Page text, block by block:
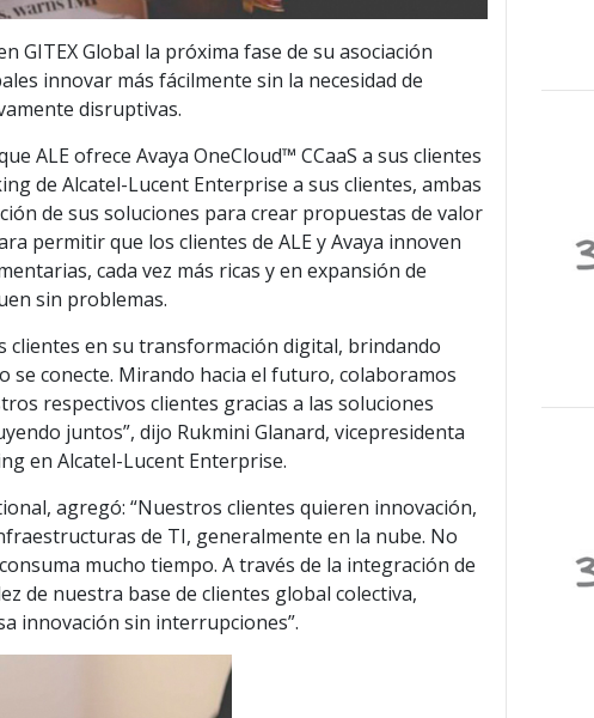
GITEX Global la próxima fase de su asociación
innovar más fácilmente sin la necesidad de
disruptivas.
ALE ofrece Avaya OneCloud™ CCaaS a sus clientes
de Alcatel-Lucent Enterprise a sus clientes, ambas
de sus soluciones para crear propuestas de valor
permitir que los clientes de ALE y Avaya innoven
cada vez más ricas y en expansión de
sin problemas.
en su transformación digital, brindando
se conecte. Mirando hacia el futuro, colaboramos
respectivos clientes gracias a las soluciones
juntos”, dijo Rukmini Glanard, vicepresidenta
en Alcatel-Lucent Enterprise.
agregó: “Nuestros clientes quieren innovación,
de TI, generalmente en la nube. No
mucho tiempo. A través de la integración de
de nuestra base de clientes global colectiva,
innovación sin interrupciones”.